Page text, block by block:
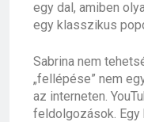
egy dal, amiben
egy klasszikus
Sabrina nem
„fellépése” nem
az interneten.
feldolgozások. Egy